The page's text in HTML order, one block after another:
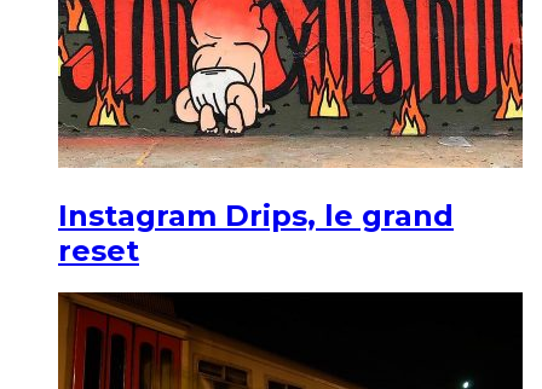
Instagram Drips, le grand
reset